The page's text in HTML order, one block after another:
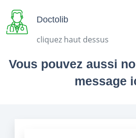
Doctolib
cliquez haut dessus
Vous pouvez aussi
message